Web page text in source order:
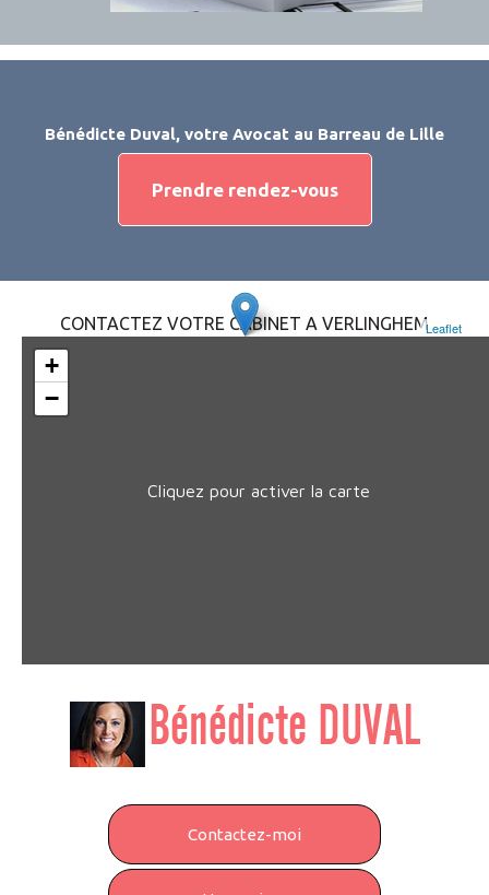
Bénédicte Duval, votre Avocat au Barreau de Lille
Prendre rendez-vous
CONTACTEZ VOTRE CABINET A VERLINGHEM
Cliquez pour activer la carte
+
−
Leaflet
Contactez-moi